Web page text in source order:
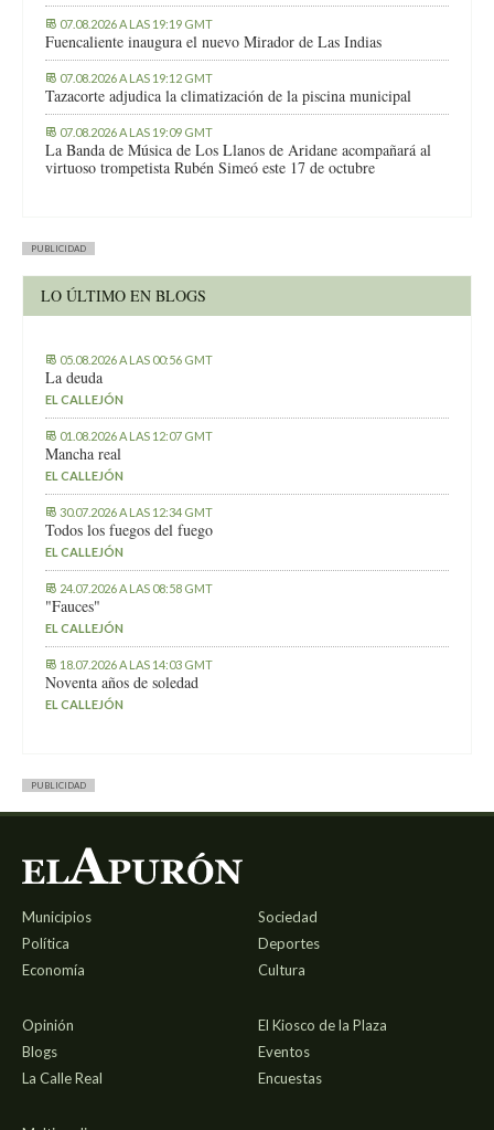
07.08.2026 A LAS 19:19 GMT
Fuencaliente inaugura el nuevo Mirador de Las Indias
07.08.2026 A LAS 19:12 GMT
Tazacorte adjudica la climatización de la piscina municipal
07.08.2026 A LAS 19:09 GMT
La Banda de Música de Los Llanos de Aridane acompañará al
virtuoso trompetista Rubén Simeó este 17 de octubre
PUBLICIDAD
LO ÚLTIMO EN BLOGS
05.08.2026 A LAS 00:56 GMT
La deuda
EL CALLEJÓN
01.08.2026 A LAS 12:07 GMT
Mancha real
EL CALLEJÓN
30.07.2026 A LAS 12:34 GMT
Todos los fuegos del fuego
EL CALLEJÓN
24.07.2026 A LAS 08:58 GMT
"Fauces"
EL CALLEJÓN
18.07.2026 A LAS 14:03 GMT
Noventa años de soledad
EL CALLEJÓN
PUBLICIDAD
Municipios
Política
Economía
Sociedad
Deportes
Cultura
Opinión
Blogs
La Calle Real
El Kiosco de la Plaza
Eventos
Encuestas